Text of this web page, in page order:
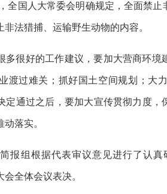
全国人大常委会明确规定，全面禁
法猎捕、运输野生动物的内容。
多很好的工作建议，要加大营商环
渡过难关；抓好国土空间规划；大
定通过之后，要加大宣传贯彻力度
落实。
报组根据代表审议意见进行了认
全体会议表决。